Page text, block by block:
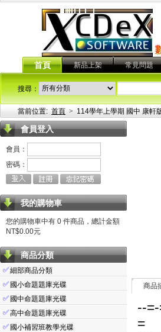
首頁 新品上架 常見問題
搜尋：
當前位置: 首頁 > 114學年上學期 國中 康軒
會員登入
會員：
密碼：
我的購物車
您的購物車中有 0 件商品，總計金額
NT$0.00元
商品分類
✅細部商品分類
✅ 國小命題題庫光碟
✅ 國中命題題庫光碟
✅高中命題題庫光碟
✅ 國小補習班教學光碟
商品
--
=